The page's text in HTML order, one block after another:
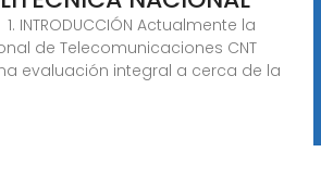
INTRODUCCIÓN Actualmente la
de Telecomunicaciones CNT
evaluación integral a cerca de la